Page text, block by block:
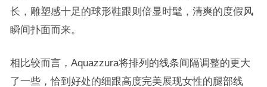
长，雕塑感十足的球形鞋跟则倍显时髦，清爽的度假风
瞬间扑面而来。
相比较而言，Aquazzura将排列的线条间隔调整的更大
了一些，恰到好处的细跟高度完美展现女性的腿部线